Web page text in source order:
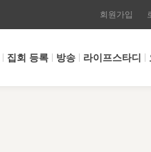
회원가입
집회 등록 방송 라이프스타디